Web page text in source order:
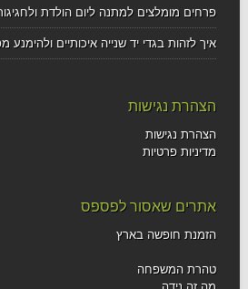
פרחים מומלצים למתנה ליום הולדת
איך לזהות בגדי יד שנייה איכותיים ולהימנע
הצהרת נגישות
הצהרת נגישות
מדיניות פרטיות
אתרים שאסור לפספס
הזמנת חופשה בארץ
טהרת המשפחה